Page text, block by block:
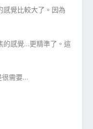
感覺比較大了。因為
的感覺…更精準了。這
很需要…